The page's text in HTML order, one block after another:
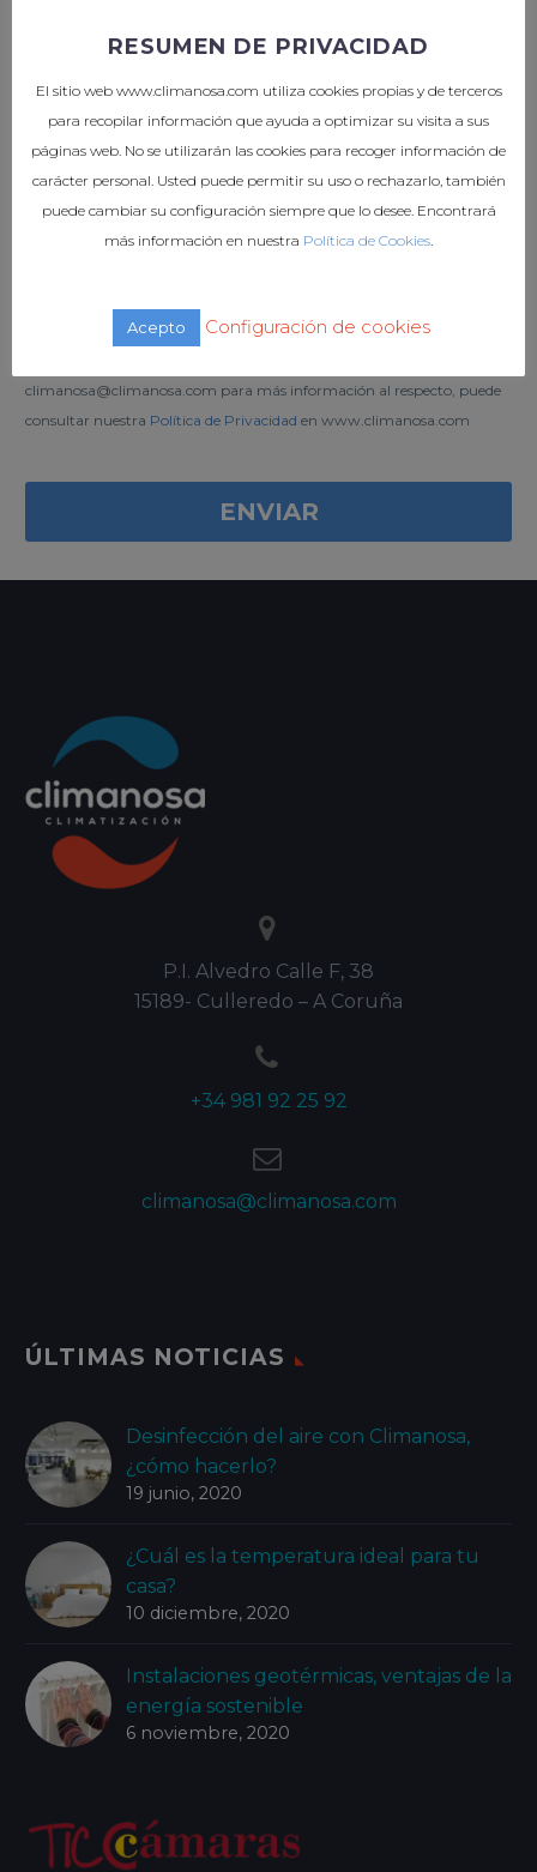
De conformidad con la normativa sobre protección de datos, le
informamos que los datos personales facilitados voluntariamente por
usted, a través del presente formulario web serán tratados por
CLIMANOSA, S.L., como responsable del tratamiento, con la finalidad
los plazos necesarios para atender su solicitud. Puede usted ejercer los
climanosa@climanosa.com para más información al respecto, puede
consultar nuestra Política de Privacidad en www.climanosa.com


P.I. Alvedro Calle F, 38
15189- Culleredo – A Coruña


+34 981 92 25 92


climanosa@climanosa.com
ÚLTIMAS NOTICIAS
Desinfección del aire con Climanosa,
¿cómo hacerlo?
19 junio, 2020
¿Cuál es la temperatura ideal para tu
casa?
10 diciembre, 2020
Instalaciones geotérmicas, ventajas de la
energía sostenible
6 noviembre, 2020
RESUMEN DE PRIVACIDAD
El sitio web www.climanosa.com utiliza cookies propias y de terceros
para recopilar información que ayuda a optimizar su visita a sus
páginas web. No se utilizarán las cookies para recoger información de
carácter personal. Usted puede permitir su uso o rechazarlo, también
puede cambiar su configuración siempre que lo desee. Encontrará
más información en nuestra Política de Cookies.
Acepto Configuración de cookies